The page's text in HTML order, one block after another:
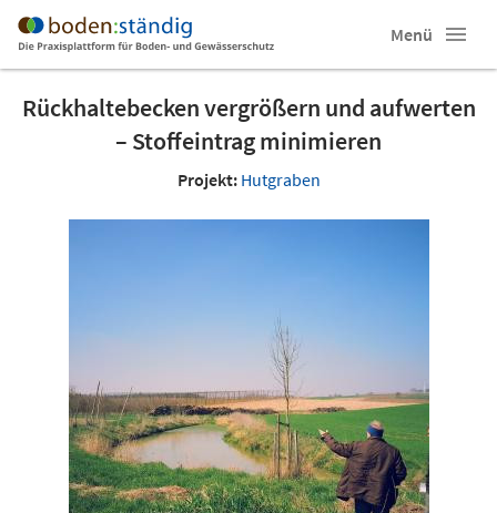
Menü
Rückhaltebecken vergrößern und aufwerten
– Stoffeintrag minimieren
Projekt: Hutgraben